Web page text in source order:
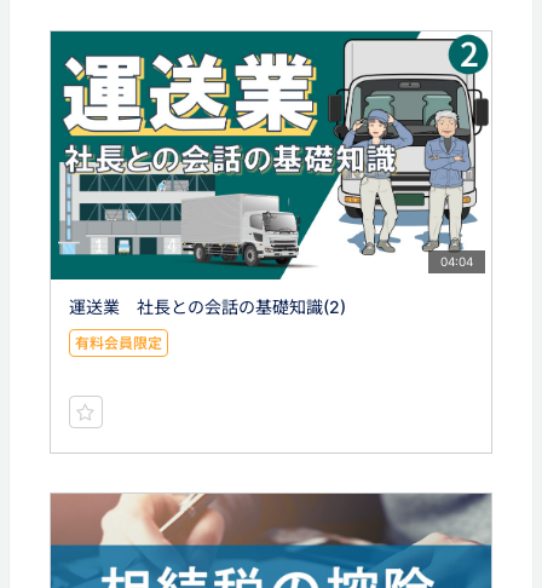
04:04
運送業 社長との会話の基礎知識(2)
有料会員限定